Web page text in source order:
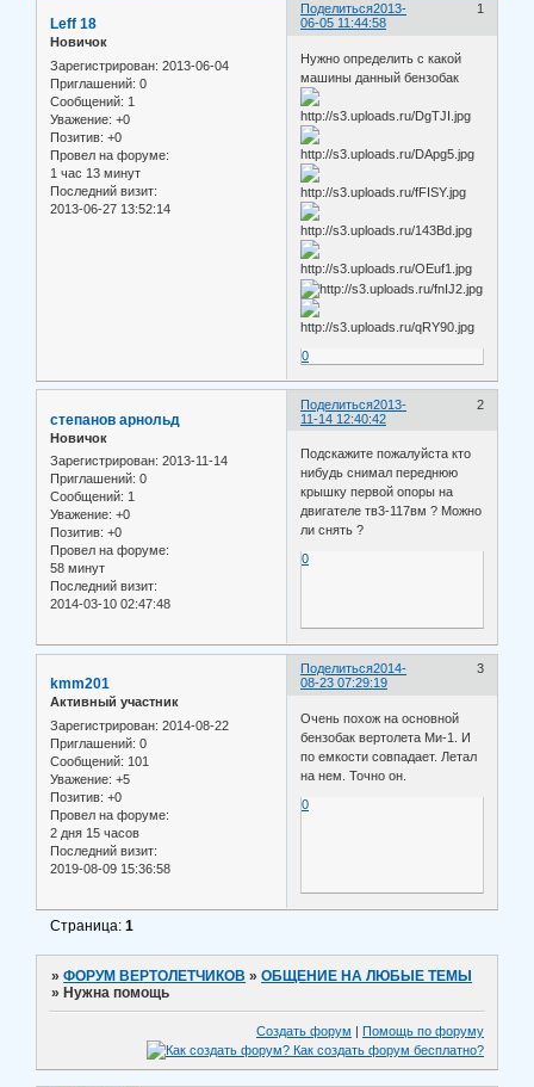
Поделиться 1
2013-
06-05 11:44:58
Leff 18
Новичок
Зарегистрирован: 2013-06-04
Приглашений: 0
Сообщений: 1
Уважение: +0
Позитив: +0
Провел на форуме:
1 час 13 минут
Последний визит:
2013-06-27 13:52:14
Нужно определить с какой
машины данный бензобак
0
Поделиться 2
2013-
11-14 12:40:42
степанов арнольд
Новичок
Зарегистрирован: 2013-11-14
Приглашений: 0
Сообщений: 1
Уважение: +0
Позитив: +0
Провел на форуме:
58 минут
Последний визит:
2014-03-10 02:47:48
Подскажите пожалуйста кто
нибудь снимал переднюю
крышку первой опоры на
двигателе тв3-117вм ? Можно
ли снять ?
0
Поделиться 3
2014-
08-23 07:29:19
kmm201
Активный участник
Зарегистрирован: 2014-08-22
Приглашений: 0
Сообщений: 101
Уважение: +5
Позитив: +0
Провел на форуме:
2 дня 15 часов
Последний визит:
2019-08-09 15:36:58
Очень похож на основной
бензобак вертолета Ми-1. И
по емкости совпадает. Летал
на нем. Точно он.
0
Страница:1
»ФОРУМ ВЕРТОЛЕТЧИКОВ »ОБЩЕНИЕ НА ЛЮБЫЕ ТЕМЫ
» Нужна помощь
Создать форум | Помощь по форуму